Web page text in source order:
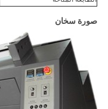
صورة سخان